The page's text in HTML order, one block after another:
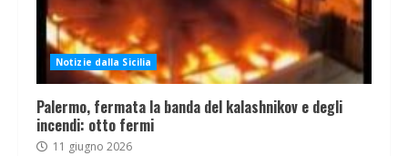
Notizie dalla Sicilia
Palermo, fermata la banda del kalashnikov e degli
incendi: otto fermi
11 giugno 2026